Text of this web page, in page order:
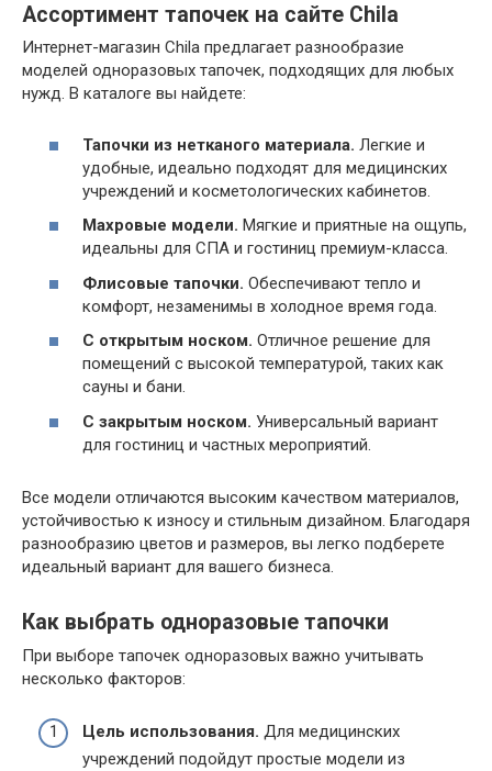
Ассортимент тапочек на сайте Chila
Интернет-магазин Chila предлагает разнообразие
моделей одноразовых тапочек, подходящих для любых
нужд. В каталоге вы найдете:
Тапочки из нетканого материала. Легкие и
удобные, идеально подходят для медицинских
учреждений и косметологических кабинетов.
Махровые модели. Мягкие и приятные на ощупь,
идеальны для СПА и гостиниц премиум-класса.
Флисовые тапочки. Обеспечивают тепло и
комфорт, незаменимы в холодное время года.
С открытым носком. Отличное решение для
помещений с высокой температурой, таких как
сауны и бани.
С закрытым носком. Универсальный вариант
для гостиниц и частных мероприятий.
Все модели отличаются высоким качеством материалов,
устойчивостью к износу и стильным дизайном. Благодаря
разнообразию цветов и размеров, вы легко подберете
идеальный вариант для вашего бизнеса.
Как выбрать одноразовые тапочки
При выборе тапочек одноразовых важно учитывать
несколько факторов:
Цель использования. Для медицинских
учреждений подойдут простые модели из